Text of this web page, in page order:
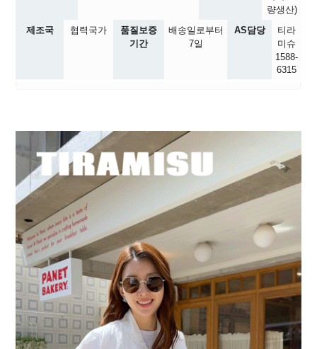
량생산)
제조국
협력국가
품질보증
기간
배송일로부터
7일
AS담당
티라
미슈
1588-
6315